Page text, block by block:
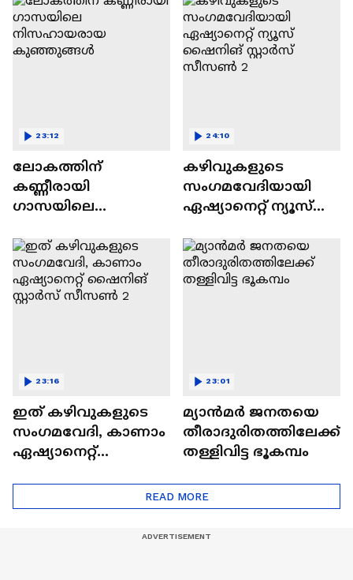
ലോകത്തിന്
കണ്ണീരായി
ഗാസയിലെ
കുഞ്ഞുങ്ങൾ
23:12
കഴിവുകളുടെ
സംഗമവേദിയായി
ഏഷ്യാനെറ്റ് ന്യൂസ്
സീസൺ 2
24:10
ഇത് കഴിവുകളുടെ
സംഗമവേദി, കാണാം
ഏഷ്യാനെറ്റ്
23:16
മ്യാൻമർ ജനതയെ
തീരാദുരിതത്തിലേക്ക്
തള്ളിവിട്ട ഭൂകമ്പം
23:01
READ MORE